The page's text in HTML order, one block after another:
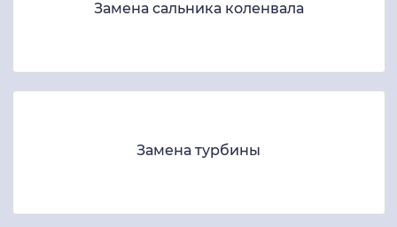
Замена сальника коленвала
Замена турбины